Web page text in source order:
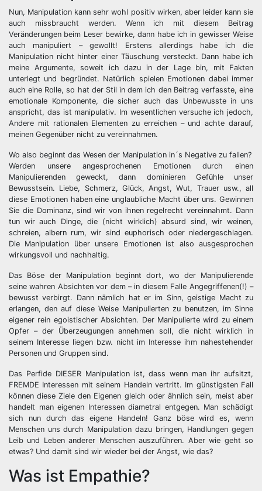
Nun, Manipulation kann sehr wohl positiv wirken, aber leider kann sie
auch missbraucht werden. Wenn ich mit diesem Beitrag
Veränderungen beim Leser bewirke, dann habe ich in gewisser Weise
auch manipuliert – gewollt! Erstens allerdings habe ich die
Manipulation nicht hinter einer Täuschung versteckt. Dann habe ich
meine Argumente, soweit ich dazu in der Lage bin, mit Fakten
unterlegt und begründet. Natürlich spielen Emotionen dabei immer
auch eine Rolle, so hat der Stil in dem ich den Beitrag verfasste, eine
emotionale Komponente, die sicher auch das Unbewusste in uns
anspricht, das ist manipulativ. Im wesentlichen versuche ich jedoch,
Andere mit rationalen Elementen zu erreichen – und achte darauf,
meinen Gegenüber nicht zu vereinnahmen.
Wo also beginnt das Wesen der Manipulation in´s Negative zu fallen?
Werden unsere angesprochenen Emotionen durch einen
Manipulierenden geweckt, dann dominieren Gefühle unser
Bewusstsein. Liebe, Schmerz, Glück, Angst, Wut, Trauer usw., all
diese Emotionen haben eine unglaubliche Macht über uns. Gewinnen
Sie die Dominanz, sind wir von ihnen regelrecht vereinnahmt. Dann
tun wir auch Dinge, die (nicht wirklich) absurd sind, wir weinen,
schreien, albern rum, wir sind euphorisch oder niedergeschlagen.
Die Manipulation über unsere Emotionen ist also ausgesprochen
wirkungsvoll und nachhaltig.
Das Böse der Manipulation beginnt dort, wo der Manipulierende
seine wahren Absichten vor dem – in diesem Falle Angegriffenen(!) –
bewusst verbirgt. Dann nämlich hat er im Sinn, geistige Macht zu
erlangen, den auf diese Weise Manipulierten zu benutzen, im Sinne
eigener rein egoistischer Absichten. Der Manipulierte wird zu einem
Opfer – der Überzeugungen annehmen soll, die nicht wirklich in
seinem Interesse liegen bzw. nicht im Interesse ihm nahestehender
Personen und Gruppen sind.
Das Perfide DIESER Manipulation ist, dass wenn man ihr aufsitzt,
FREMDE Interessen mit seinem Handeln vertritt. Im günstigsten Fall
können diese Ziele den Eigenen gleich oder ähnlich sein, meist aber
handelt man eigenen Interessen diametral entgegen. Man schädigt
sich nun durch das eigene Handeln! Ganz böse wird es, wenn
Menschen uns durch Manipulation dazu bringen, Handlungen gegen
Leib und Leben anderer Menschen auszuführen. Aber wie geht so
etwas? Und damit sind wir wieder bei der Angst, wie das?
Was ist Empathie?